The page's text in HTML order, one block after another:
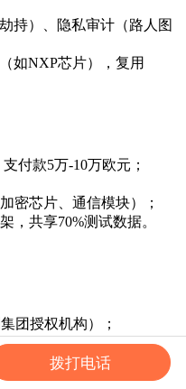
持）、隐私审计（路人图
（如NXP芯片），复用
付款5万-10万欧元；
密芯片、通信模块）；
，共享70%测试数据。
团授权机构）；
协议；
。
拨打电话